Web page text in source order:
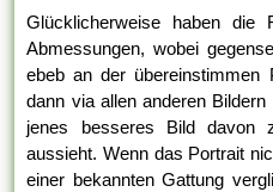
Glücklicherweise haben
Abmessungen, wobei
ebeb an der übereinstimmen
dann via allen anderen
jenes besseres Bild davon
aussieht. Wenn das Portrait
einer bekannten Gattung